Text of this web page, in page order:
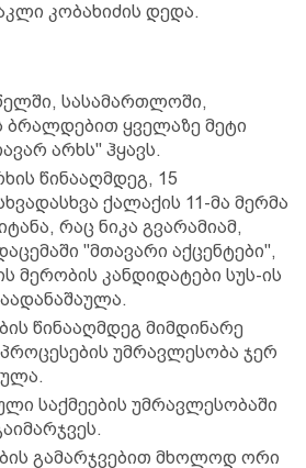
კობახიძის დედა.
სასამართლოში,
ბრალდებით ყველაზე მეტი
არხს" ჰყავს.
წინააღმდეგ, 15
ქალაქის 11-მა მერმა
რაც ნიკა გვარამიამ,
"მთავარი აქცენტები",
მერობის კანდიდატები სუს-ის
წინააღმდეგ მიმდინარე
უმრავლესობა ჯერ
საქმეების უმრავლესობაში
გამარჯვებით მხოლოდ ორი